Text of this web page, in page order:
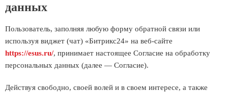
данных
Пользователь, заполняя любую форму обратной связи или
используя виджет (чат) «Битрикс24» на веб-сайте
https://esus.ru/, принимает настоящее Согласие на обработку
персональных данных (далее — Согласие).
Действуя свободно, своей волей и в своем интересе, а также